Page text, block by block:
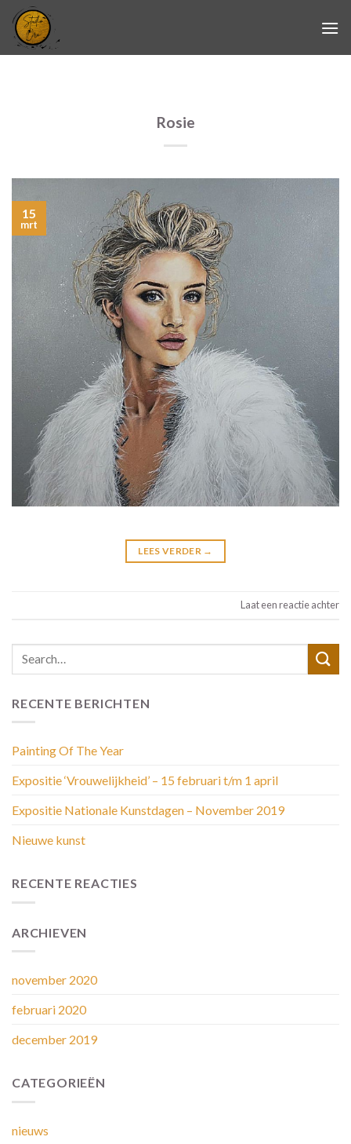
Skip
content
Rosie
15
mrt
LEES VERDER →
Laat een reactie achter
RECENTE BERICHTEN
Painting Of The Year
Expositie ‘Vrouwelijkheid’ – 15 februari t/m 1 april
Expositie Nationale Kunstdagen – November 2019
Nieuwe kunst
RECENTE REACTIES
ARCHIEVEN
november 2020
februari 2020
december 2019
CATEGORIEËN
nieuws